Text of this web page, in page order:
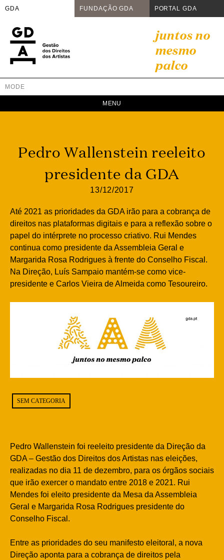
GDA FUNDAÇÃO GDA PORTAL GDA
content
juntos no
mesmo
palco
GDA
Juntos no mesmo palco
MODE
Pedro Wallenstein reeleito
presidente da GDA
13/12/2017
Até 2021 as prioridades da GDA irão para a cobrança de
direitos nas plataformas digitais e para a reflexão sobre o
papel do intérprete no processo criativo. Rui Mendes
continua como presidente da Assembleia Geral e
Margarida Rosa Rodrigues à frente do Conselho Fiscal.
Na Direção, Luís Sampaio mantém-se como vice-
presidente e Carlos Vieira de Almeida como Tesoureiro.
SEM CATEGORIA
Pedro Wallenstein foi reeleito presidente da Direção da
GDA – Gestão dos Direitos dos Artistas nas eleições,
realizadas no dia 11 de dezembro, para os órgãos sociais
que irão exercer o mandato entre 2018 e 2021. Rui
Mendes foi eleito presidente da Mesa da Assembleia
Geral e Margarida Rosa Rodrigues presidente do
Conselho Fiscal.
Entre as prioridades do seu manifesto eleitoral, a nova
Direção aponta para a cobrança de direitos pela